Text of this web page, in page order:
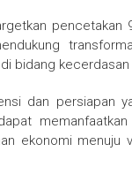
pencetakan
bidang kecerdasan
dan persiapan
ekonomi menuju